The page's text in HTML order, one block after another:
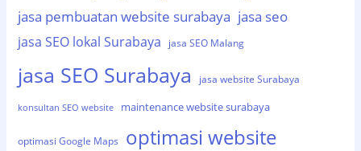
jasa pembuatan website surabaya jasa seo
jasa SEO lokal Surabaya jasa SEO Malang
jasa SEO Surabaya jasa website Surabaya
konsultan SEO website maintenance website surabaya
optimasi Google Maps optimasi website